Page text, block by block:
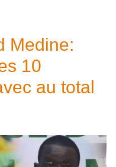
Medine:
10
au total